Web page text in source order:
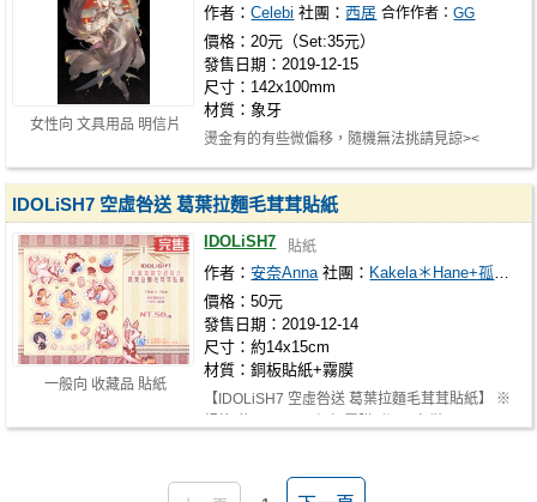
女性向 文具用品 明信片
作者：Celebi 社團：西居 合作作者：GG
價格：20元（Set:35元）
發售日期：2019-12-15
尺寸：142x100mm
材質：象牙
燙金有的有些微偏移，隨機無法挑請見諒><
一般向 收藏品 貼紙
IDOLiSH7 空虛咎送 葛葉拉麵毛茸茸貼紙
IDOLiSH7 貼紙
作者：安奈Anna 社團： Kakela＊Hane+孤僻少女
價格：50元
發售日期：2019-12-14
尺寸：約14x15cm
材質：銅板貼紙+霧膜
【IDOLiSH7 空虛咎送 葛葉拉麵毛茸茸貼紙】 ※